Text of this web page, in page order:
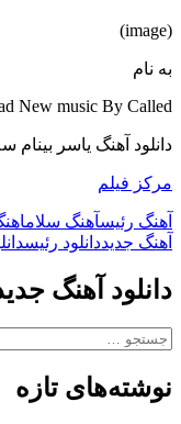
(image)
به نام
New music By Called
دانلود آهنگ یاسر بینام
مرکز فیلم
آهنگ رئیسآهنگ سلام
آهنگ جدیددانلود رئیس
دانلود آهنگ
جستجو
نوشته‌های تازه